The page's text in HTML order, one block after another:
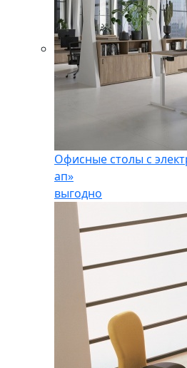
Офисные столы с
ап»
выгодно